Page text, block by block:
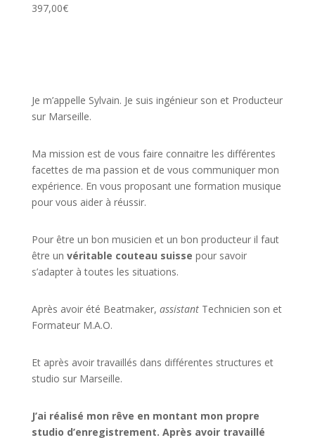
397,00€
Je m’appelle Sylvain. Je suis ingénieur son et Producteur
sur Marseille.
Ma mission est de vous faire connaitre les différentes
facettes de ma passion et de vous communiquer mon
expérience. En vous proposant une formation musique
pour vous aider à réussir.
Pour être un bon musicien et un bon producteur il faut
être un véritable couteau suisse pour savoir
s’adapter à toutes les situations.
Après avoir été Beatmaker, assistant Technicien son et
Formateur M.A.O.
Et après avoir travaillés dans différentes structures et
studio sur Marseille.
J’ai réalisé mon rêve en montant mon propre
studio d’enregistrement. Après avoir travaillé